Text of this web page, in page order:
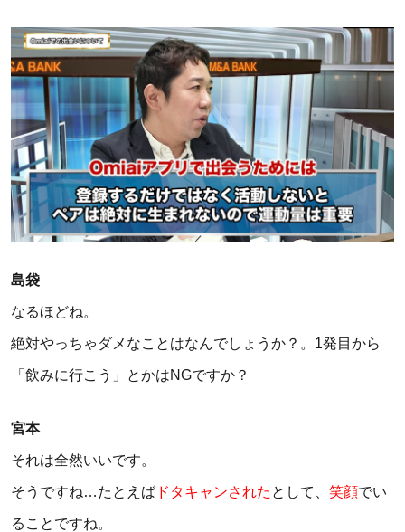
島袋
なるほどね。
絶対やっちゃダメなことはなんでしょうか？。1発目から
「飲みに行こう」とかはNGですか？
宮本
それは全然いいです。
そうですね…たとえば ドタキャンされた として、笑顔でい
ることですね。